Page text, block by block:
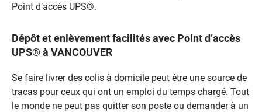
Point d’accès UPS®.
Dépôt et enlèvement facilités avec Point d’accès
UPS® à VANCOUVER
Se faire livrer des colis à domicile peut être une source de
tracas pour ceux qui ont un emploi du temps chargé. Tout
le monde ne peut pas quitter son poste ou demander à un